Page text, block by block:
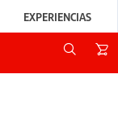
EXPERIENCIAS